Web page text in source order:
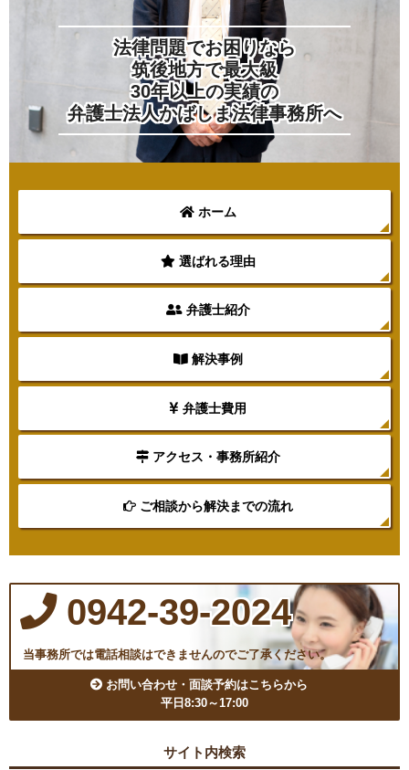
法律問題でお困りなら
筑後地方で最大級
30年以上の実績の
弁護士法人かばしま法律事務所へ
ホーム
選ばれる理由
弁護士紹介
解決事例
弁護士費用
アクセス・事務所紹介
ご相談から解決までの流れ
0942-39-2024
当事務所では電話相談はできませんのでご了承ください。
お問い合わせ・面談予約はこちらから
平日8:30～17:00
サイト内検索